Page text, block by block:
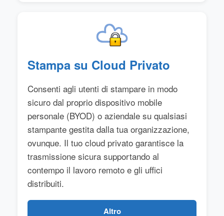
Stampa su Cloud Privato
Consenti agli utenti di stampare in modo
sicuro dal proprio dispositivo mobile
personale (BYOD) o aziendale su qualsiasi
stampante gestita dalla tua organizzazione,
ovunque. Il tuo cloud privato garantisce la
trasmissione sicura supportando al
contempo il lavoro remoto e gli uffici
distribuiti.
Altro